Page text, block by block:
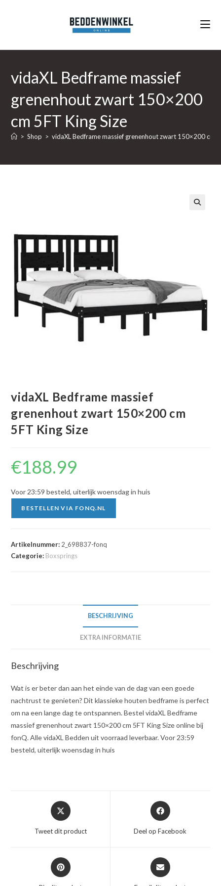
vidaXL Bedframe massief
grenenhout zwart 150×200
cm 5FT King Size
> Shop > vidaXL Bedframe massief grenenhout zwart 150×200 cm
vidaXL Bedframe massief
grenenhout zwart 150×200 cm
5FT King Size
€188.99
Voor 23:59 besteld, uiterlijk woensdag in huis
BESTELLEN VIA FONQ.NL
Artikelnummer: 2_698837-fonq
Categorie: Boxsprings
BESCHRIJVING
EXTRA INFORMATIE
Beschrijving
Wat is er beter dan aan het einde van de dag van een goede
nachtrust te genieten? Dit klassieke houten bedframe is perfect
om na een lange dag te ontspannen. Bestel vidaXL Bedframe
massief grenenhout zwart 150×200 cm 5FT King Size online bij
fonQ. Alle vidaXL Bedden uit voorraad leverbaar. Voor 23:59
besteld, uiterlijk woensdag in huis
Opent
in
nieuw
Tweet dit product
Opent
in
nieuw
Deel op Facebook
Opent
in
Opent
in